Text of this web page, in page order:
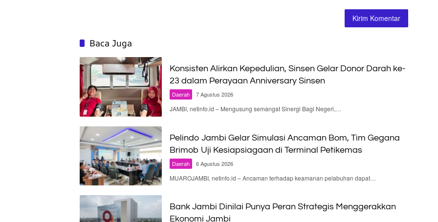
Baca Juga
Konsisten Alirkan Kepedulian, Sinsen Gelar Donor Darah ke-
23 dalam Perayaan Anniversary Sinsen
Daerah 7 Agustus 2026
JAMBI, netinfo.id – Mengusung semangat Sinergi Bagi Negeri,…
Pelindo Jambi Gelar Simulasi Ancaman Bom, Tim Gegana
Brimob Uji Kesiapsiagaan di Terminal Petikemas
Daerah 6 Agustus 2026
MUAROJAMBI, netinfo.id – Ancaman terhadap keamanan pelabuhan dapat…
Bank Jambi Dinilai Punya Peran Strategis Menggerakkan
Ekonomi Jambi